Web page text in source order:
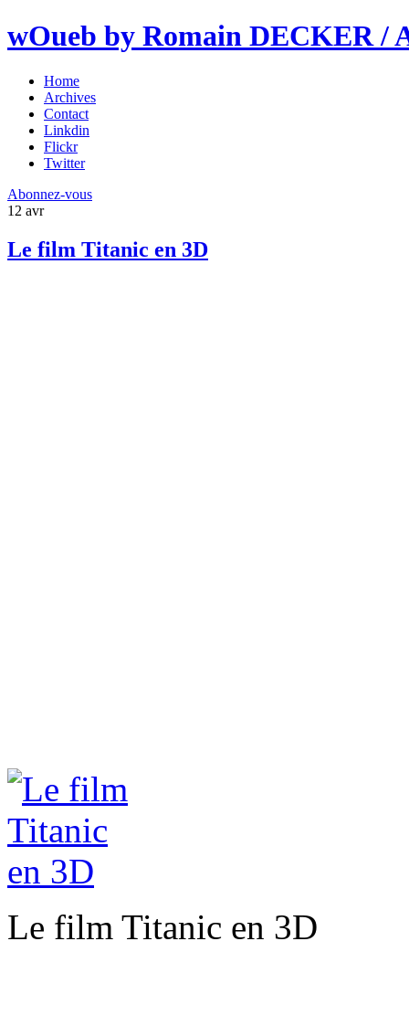
wOueb by Romain DECKER /
Home
Archives
Contact
Linkdin
Flickr
Twitter
Abonnez-vous
12 avr
Le film Titanic en 3D
Le film Titanic en 3D